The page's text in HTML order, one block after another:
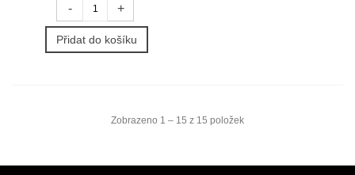
- +
Přidat do košíku
Zobrazeno 1 – 15 z 15 položek